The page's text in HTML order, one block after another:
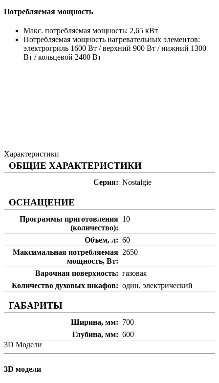
Потребляемая мощность
Макс. потребляемая мощность: 2,65 кВт
Потребляемая мощность нагревательных элементов:
электрогриль 1600 Вт / верхний 900 Вт / нижний 1300
Вт / кольцевой 2400 Вт
Характеристики
ОБЩИЕ ХАРАКТЕРИСТИКИ
Серия Nostalgie
ОСНАЩЕНИЕ
Программы приготовления
(количество)
10
Объем, л
60
Максимальная потребляемая
мощность, Вт
2650
Варочная поверхность
газовая
Количество духовых шкафов
один, электрический
ГАБАРИТЫ
Ширина, мм
700
Глубина, мм
600
3D Модели
3D модели